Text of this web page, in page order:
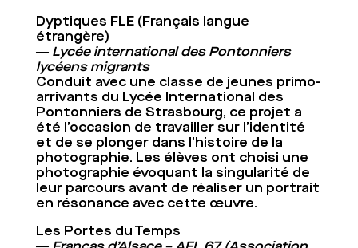
Dyptiques FLE (Français langue
étrangère)
― Lycée international des Pontonniers
lycéens migrants
Conduit avec une classe de jeunes primo-
arrivants du Lycée International des
Pontonniers de Strasbourg, ce projet a
été l’occasion de travailler sur l’identité
et de se plonger dans l’histoire de la
photographie. Les élèves ont choisi une
photographie évoquant la singularité de
leur parcours avant de réaliser un portrait
en résonance avec cette œuvre.
Les Portes du Temps